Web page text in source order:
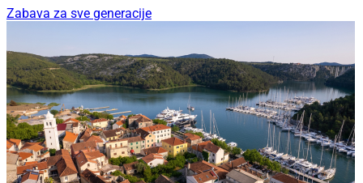
Za večeri bez žurbe
Ginfinity u Šibeniku stvorio je lounge iskustvo
kojem se gosti uvijek vraćaju
Uz Fenixe i chefa Dina Bebića